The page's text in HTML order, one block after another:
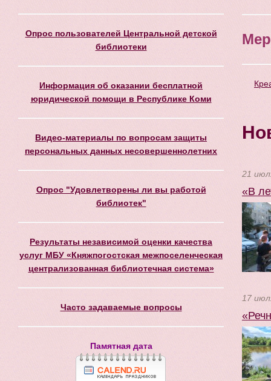
Опрос пользователей Центральной детской
библиотеки
Информация об оказании бесплатной
юридической помощи в Республике Коми
Видео-материалы по вопросам защиты
персональных данных несовершеннолетних
Опрос "Удовлетворены ли вы работой
библиотек"
Результаты независимой оценки качества
услуг МБУ «Княжпогостская межпоселенческая
централизованная библиотечная система»
Часто задаваемые вопросы
Памятная дата
21
«В
17